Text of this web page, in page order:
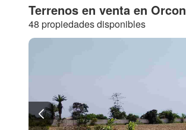
Terrenos en venta en Orcon
48 propiedades disponibles